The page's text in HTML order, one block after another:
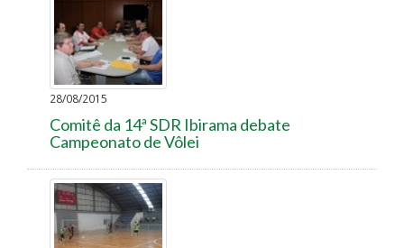
28/08/2015
Comitê da 14ª SDR Ibirama debate
Campeonato de Vôlei